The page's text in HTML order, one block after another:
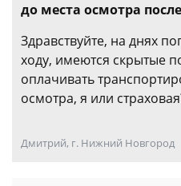
до места осмотра
Здравствуйте, на днях
ходу, имеются скрытые
оплачивать
осмотра, я или
Дмитрий, г. Нижний Новгород